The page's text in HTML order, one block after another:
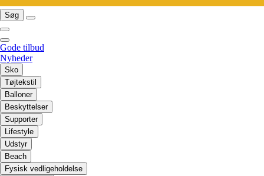
Søg
Gode tilbud
Nyheder
Sko
Tøjtekstil
Balloner
Beskyttelser
Supporter
Lifestyle
Udstyr
Beach
Fysisk vedligeholdelse